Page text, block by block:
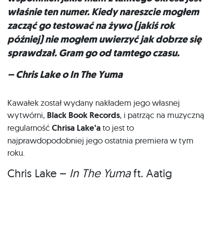
właśnie ten numer. Kiedy nareszcie mogłem
zacząć go testować na żywo (jakiś rok
później) nie mogłem uwierzyć jak dobrze się
sprawdzał. Gram go od tamtego czasu.
– Chris Lake oIn The Yuma
Kawałek został wydany nakładem jego własnej
wytwórni, Black Book Records, i patrząc na muzyczną
regularność Chrisa Lake’ato jest to
najprawdopodobniej jego ostatnia premiera w tym
roku.
Chris Lake – In The Yumaft. Aatig